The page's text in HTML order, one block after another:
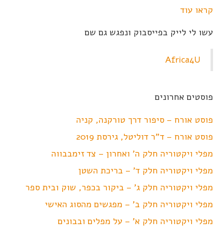
קראו עוד
עשו לי לייק בפייסבוק ונפגש גם שם
Africa4U
פוסטים אחרונים
פוסט אורח – סיפור דרך טורקנה, קניה
פוסט אורח – ד"ר דוליטל, גירסת 2019
מפלי ויקטוריה חלק ה' ואחרון – צד זימבבווה
מפלי ויקטוריה חלק ד' – בריכת השטן
מפלי ויקטוריה חלק ג' – ביקור בכפר, שוק ובית ספר
מפלי ויקטוריה חלק ב' – מפגשים מהסוג האישי
מפלי ויקטוריה חלק א' – על מפלים ובבונים